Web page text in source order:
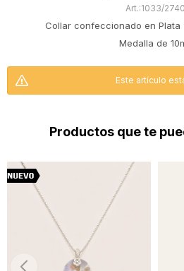
1033/
Collar confeccionado en Plata
Medalla de
Este artículo
Productos que te